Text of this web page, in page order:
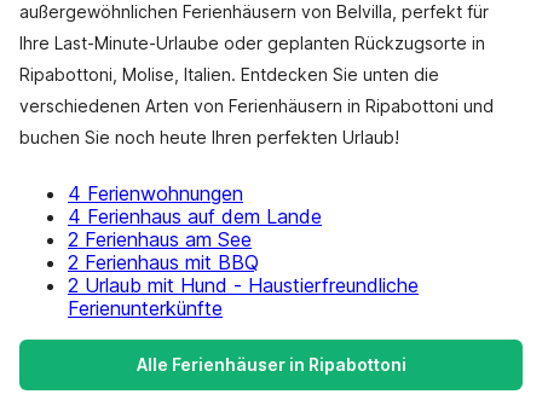
außergewöhnlichen Ferienhäusern von Belvilla, perfekt für
Ihre Last-Minute-Urlaube oder geplanten Rückzugsorte in
Ripabottoni, Molise, Italien. Entdecken Sie unten die
verschiedenen Arten von Ferienhäusern in Ripabottoni und
buchen Sie noch heute Ihren perfekten Urlaub!
4 Ferienwohnungen
4 Ferienhaus auf dem Lande
2 Ferienhaus am See
2 Ferienhaus mit BBQ
2 Urlaub mit Hund - Haustierfreundliche
Ferienunterkünfte
Alle Ferienhäuser in Ripabottoni